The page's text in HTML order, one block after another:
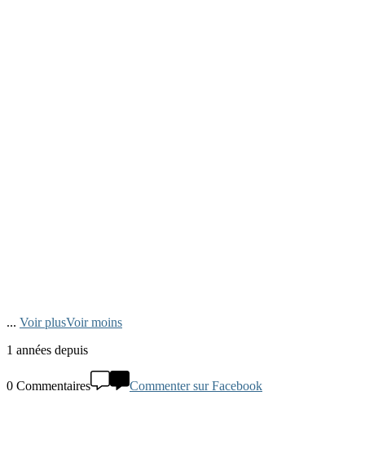
... Voir plusVoir moins
1 années depuis
0 Commentaires Commenter sur Facebook